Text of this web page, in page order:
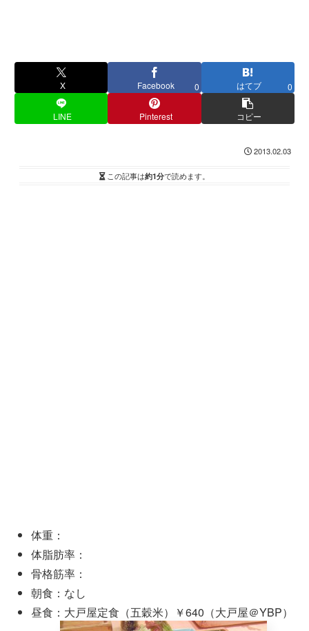
X Facebook 0 はてブ 0
LINE Pinterest コピー
2013.02.03
この記事は約1分で読めます。
体重：
体脂肪率：
骨格筋率：
朝食：なし
昼食：大戸屋定食（五穀米）￥640（大戸屋＠YBP）